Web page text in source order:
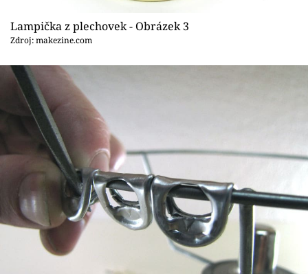
Lampička z plechovek - Obrázek 3
Zdroj: makezine.com